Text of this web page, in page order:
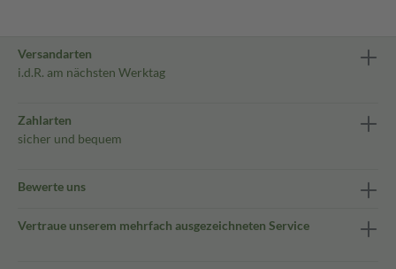
Versandarten
i.d.R. am nächsten Werktag
Zahlarten
sicher und bequem
Bewerte uns
Vertraue unserem mehrfach ausgezeichneten Service